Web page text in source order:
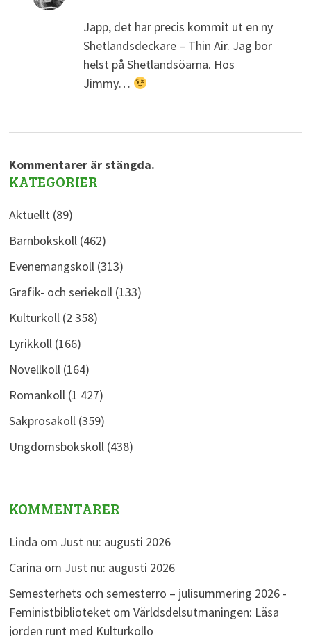
Japp, det har precis kommit ut en ny
Shetlandsdeckare – Thin Air. Jag bor
helst på Shetlandsöarna. Hos
Jimmy…
Kommentarer är stängda.
KATEGORIER
Aktuellt(89)
Barnbokskoll(462)
Evenemangskoll(313)
Grafik- och seriekoll(133)
Kulturkoll(2 358)
Lyrikkoll(166)
Novellkoll(164)
Romankoll(1 427)
Sakprosakoll(359)
Ungdomsbokskoll(438)
KOMMENTARER
Linda om Just nu: augusti 2026
Carina om Just nu: augusti 2026
Semesterhets och semesterro – julisummering 2026 -
Feministbiblioteketom Världsdelsutmaningen: Läsa
jorden runt med Kulturkollo